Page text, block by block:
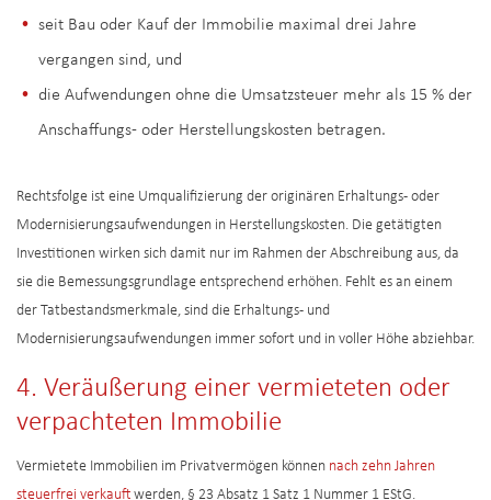
seit Bau oder Kauf der Immobilie maximal drei Jahre
vergangen sind, und
die Aufwendungen ohne die Umsatzsteuer mehr als 15 % der
Anschaffungs- oder Herstellungskosten betragen.
Rechtsfolge ist eine Umqualifizierung der originären Erhaltungs- oder
Modernisierungsaufwendungen in Herstellungskosten. Die getätigten
Investitionen wirken sich damit nur im Rahmen der Abschreibung aus, da
sie die Bemessungsgrundlage entsprechend erhöhen. Fehlt es an einem
der Tatbestandsmerkmale, sind die Erhaltungs- und
Modernisierungsaufwendungen immer sofort und in voller Höhe abziehbar.
4. Veräußerung einer vermieteten oder
verpachteten Immobilie
Vermietete Immobilien im Privatvermögen können nach zehn Jahren
steuerfrei verkauft werden, § 23 Absatz 1 Satz 1 Nummer 1 EStG.